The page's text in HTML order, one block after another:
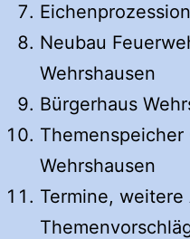
Neubau
Wehrshausen
Bürgerhaus
Themenspeicher
Wehrshausen
Termine,